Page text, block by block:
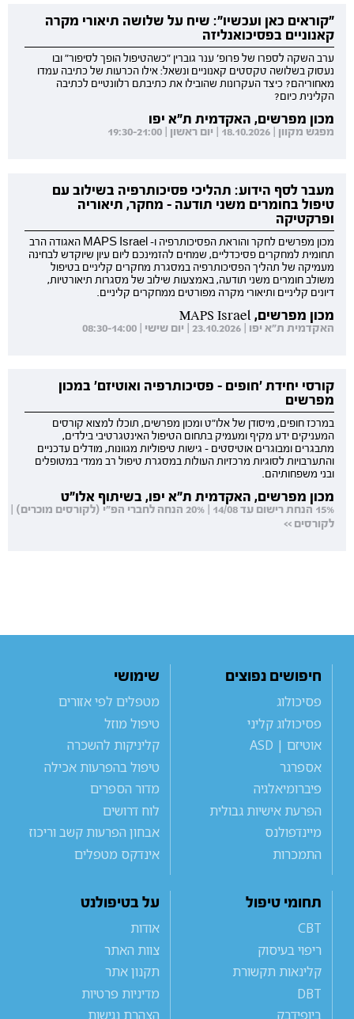
"קוראים כאן ועכשיו": שיח על שלושה תיאורי מקרה
קאנוניים בפסיכואנליזה
ערב השקה לספרו של פרופ' ענר גוברין "כשהטיפול הופך לסיפור" ובו
נעסוק בשלושה טקסטים קאנוניים ונשאל: אילו הכרעות של כתיבה עמדו
מאחוריהם? כיצד העקרונות שהובילו את כתיבתם רלוונטיים לכתיבה
הקלינית כיום?
מכון מפרשים, האקדמית ת"א יפו
מפגש מקוון | 18.10.2026 | יום ראשון | 19:30-21:00
מעבר לסף הידוע: תהליכי פסיכותרפיה בשילוב עם
טיפול בחומרים משני תודעה - מחקר, תיאוריה
ופרקטיקה
מכון מפרשים לחקר והוראת הפסיכותרפיה ו- MAPS Israel האגודה הרב
תחומית למחקרים פסיכדליים, שמחים להזמינכם ליום עיון שיוקדש לבחינה
מעמיקה של תהליך הפסיכותרפיה במסגרת מחקרים קליניים בטיפול
משולב חומרים משני תודעה, באמצעות שילוב של מסגרות תיאורטיות,
דיונים קליניים ותיאורי מקרה מפורטים ממחקרים קליניים.
מכון מפרשים, MAPS Israel
האקדמית ת"א יפו | 23.10.2026 | יום שישי | 08:30-14:00
קורסי יחידת 'חופים - פסיכותרפיה ואוטיזם' במכון
מפרשים
במרכז חופים, מיסודן של אלו"ט ומכון מפרשים, תוכלו למצוא קורסים
המעניקים ידע מקיף ומעמיק בתחום הטיפול האינטגרטיבי בילדים,
מתבגרים ומבוגרים אוטיסטים - גישות טיפוליות מגוונות, מודלים עדכניים
והתערבויות לסוגיות מרכזיות העולות במסגרת טיפול רב ממדי במטופלים
ובני משפחותיהם.
מכון מפרשים, האקדמית ת"א יפו, בשיתוף אלו"ט
15% הנחת רישום עד 14/08 | 20% הנחה לחברי הפ"י (לקורסים מוכרים) |
לקורסים >>
חיפושים נפוצים
פסיכולוג
פסיכולוג קליני
אוטיזם | ASD
אספרגר
פיברומיאלגיה
הפרעת אישיות גבולית
מיינדפולנס
התמכרות
שימושי
מטפלים לפי אזורים
טיפול מוזל
קליניקות להשכרה
טיפול בהפרעות אכילה
מדור הספרים
לוח דרושים
אבחון הפרעות קשב וריכוז
אינדקס מטפלים
תחומי טיפול
CBT
ריפוי בעיסוק
קלינאות תקשורת
DBT
ביופידבק
על בטיפולנט
אודות
צוות האתר
תקנון אתר
מדיניות פרטיות
הצהרת נגישות